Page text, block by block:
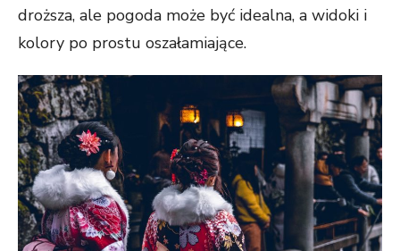
droższa, ale pogoda może być idealna, a widoki i
kolory po prostu oszałamiające.